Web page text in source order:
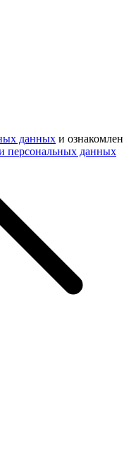
данных и ознакомлен
персональных данных